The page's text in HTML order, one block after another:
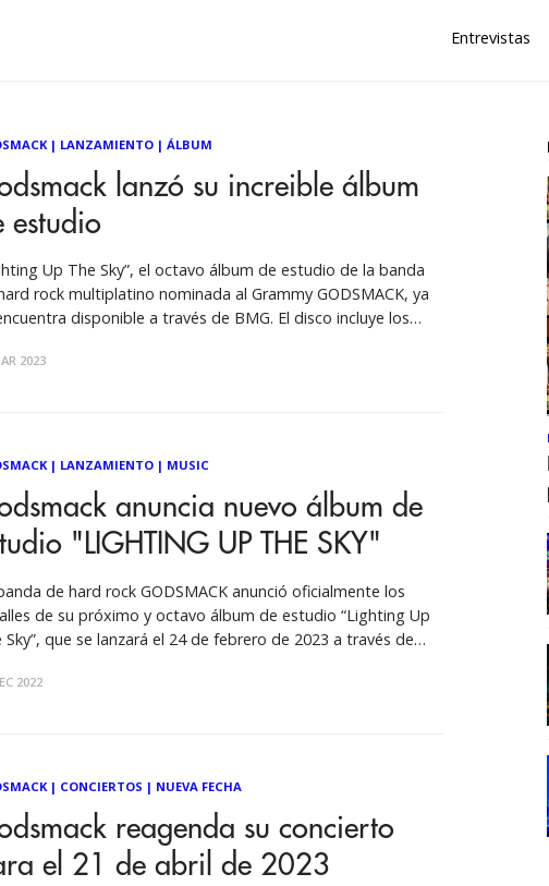
Entrevistas
| LANZAMIENTO| ÁLBUM
lanzó su increible álbum
estudio
Up The Sky”, el octavo álbum de estudio de la banda
rock multiplatino nominada al Grammy GODSMACK, ya
disponible a través de BMG. El disco incluye los
1 en las radios de
2023
| LANZAMIENTO| MUSIC
anuncia nuevo álbum de
"LIGHTING UP THE SKY"
de hard rock GODSMACK anunció oficialmente los
de su próximo y octavo álbum de estudio “Lighting Up
Sky”, que se lanzará el 24 de febrero de 2023 a través de
aclamado y certificado oro, que
2022
| CONCIERTOS | NUEVA FECHA
reagenda su concierto
el 21 de abril de 2023